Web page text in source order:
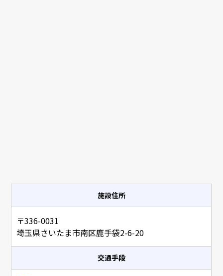
施設住所
〒336-0031
埼玉県さいたま市南区鹿手袋2-6-20
交通手段